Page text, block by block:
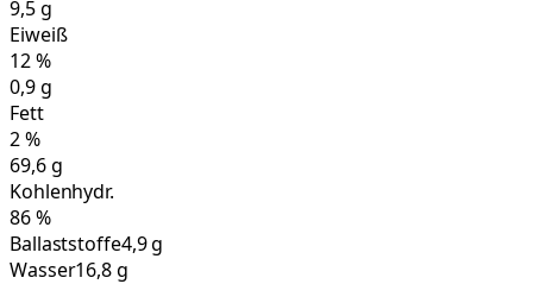
9,5g
Eiweiß
12%
0,9g
Fett
2%
69,6g
Kohlenhydr.
86%
Ballaststoffe4,9 g
Wasser16,8 g